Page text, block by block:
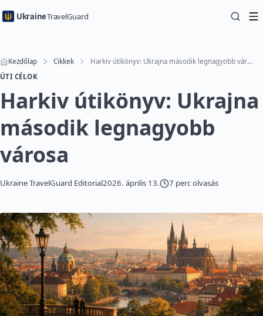
UkraineTravelGuard
Kezdőlap Cikkek
Harkiv útikönyv: Ukrajna második legnagyobb városa
ÚTI CÉLOK
Harkiv útikönyv: Ukrajna
második legnagyobb
városa
Ukraine TravelGuard Editorial2026. április 13. 7 perc olvasás